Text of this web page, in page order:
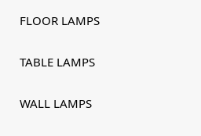
FLOOR LAMPS
TABLE LAMPS
WALL LAMPS